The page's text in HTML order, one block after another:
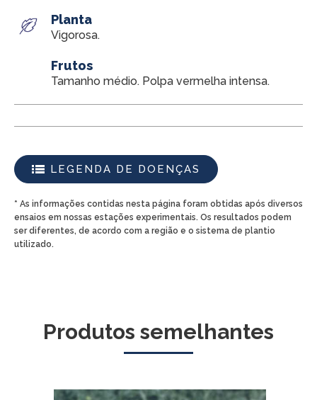
Planta
Vigorosa.
Frutos
Tamanho médio. Polpa vermelha intensa.
LEGENDA DE DOENÇAS
* As informações contidas nesta página foram obtidas após diversos
ensaios em nossas estações experimentais. Os resultados podem
ser diferentes, de acordo com a região e o sistema de plantio
utilizado.
Produtos semelhantes